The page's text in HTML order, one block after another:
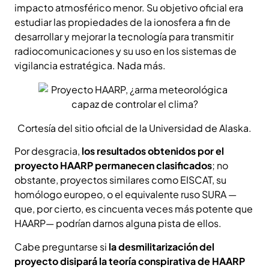
impacto atmosférico menor. Su objetivo oficial era
estudiar las propiedades de la ionosfera a fin de
desarrollar y mejorar la tecnología para transmitir
radiocomunicaciones y su uso en los sistemas de
vigilancia estratégica. Nada más.
Cortesía del sitio oficial de la Universidad de Alaska.
Por desgracia, los resultados obtenidos por el
proyecto HAARP permanecen clasificados; no
obstante, proyectos similares como EISCAT, su
homólogo europeo, o el equivalente ruso SURA —
que, por cierto, es cincuenta veces más potente que
HAARP— podrían darnos alguna pista de ellos.
Cabe preguntarse si la desmilitarización del
proyecto disipará la teoría conspirativa de HAARP